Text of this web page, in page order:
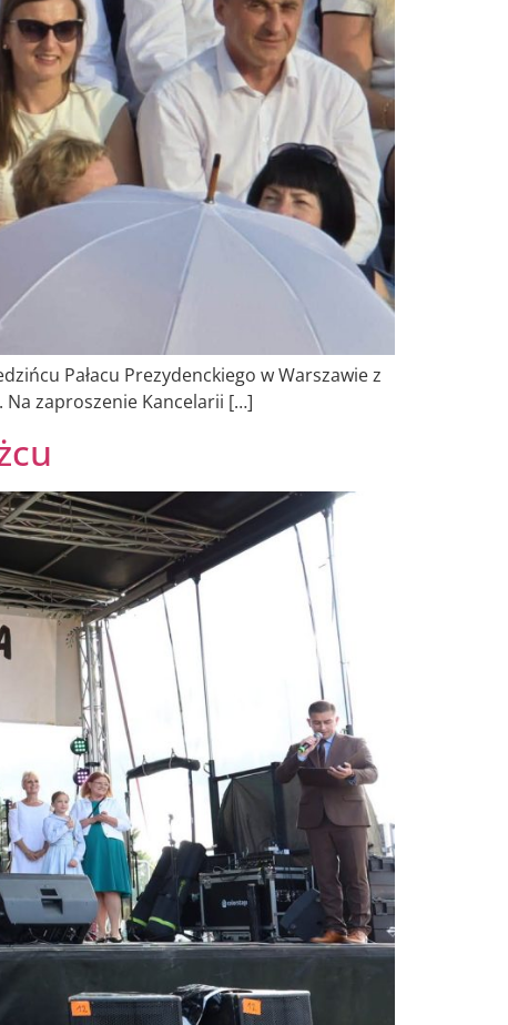
Pałacu Prezydenckiego w Warszawie z
zaproszenie Kancelarii […]